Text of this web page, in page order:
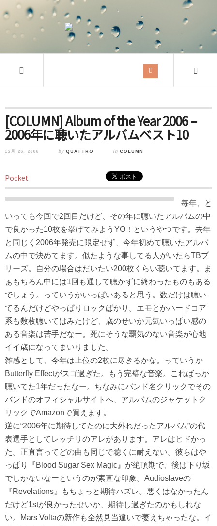
[COLUMN] Album of the Year 2006 –
2006年に聴いたアルバムベスト10
12月 26, 2006 by QUATTRO in COLUMN
Pocket
毎年、と
いっても今回で2回目だけど、その年に聴いたアルバムの中
で良かった10枚を挙げてみようYO！というやつです。去年
と同じく2006年発売に限定せず、今年初めて聴いたアルバ
ムの中で決めてます。似たような事してる人がいたらTBプ
リーズ。自分の場合はだいたい200枚くらい聴いてます。ま
ぁもちろん中には1回も通して聴かずに終わったものもある
でしょう。っていうかいっぱいあると思う。数だけは聴い
てるんだけどやっぱりロックばかり。エモとかハードコア
系も数枚聴いてはみたけど、歳のせいか元気いっぱい感の
ある音楽は苦手だなー。死にそうな覇気のない音楽が心地
イイ歳になってまいりました。
雑感として、今年は上位の2枚に尽きるかな。っていうか
Butterfly Effectがスゴ過ぎた。もう完璧な音楽。こればっか
聴いてた1年だったなー。ちなみにバンド名クリックでその
バンドのオフィシャルサイトへ、アルバムのジャケットク
リックでAmazonで買えます。
逆に“2006年に期待してたのに大外れだったアルバム”の代
表選手としてレッチリのアレがあります。アレはヒドかっ
た。正直言ってどの曲も同じで聴くに耐えない。彼らはや
っぱり『Blood Sugar Sex Magic』が絶頂期で、後は下り坂
でしかないなーというのが素直な印象。Audioslaveの
『Revelations』もちょっと期待ハズレ。悪くはなかったん
だけど1stが良かったせいか、期待し過ぎたのかもしれな
い。Mars Voltaの新作も全然見当違いで萎えちゃったな。イ